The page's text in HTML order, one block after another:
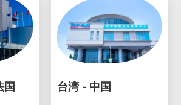
国
台湾 - 中国